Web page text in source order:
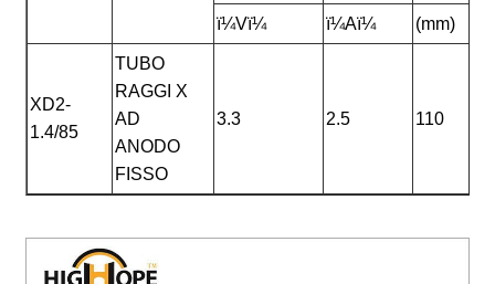
ï¼Vï¼ ï¼Aï¼ (mm)
XD2-
1.4/85
TUBO
RAGGI X
AD
ANODO
FISSO
3.3 2.5 110